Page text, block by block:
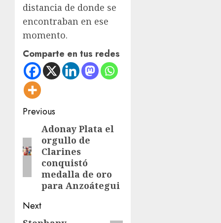
distancia de donde se
encontraban en ese
momento.
Comparte en tus redes
Post
navigation
Previous
Previous
post:
Adonay Plata el
orgullo de
Clarines
conquistó
medalla de oro
para Anzoátegui
Next